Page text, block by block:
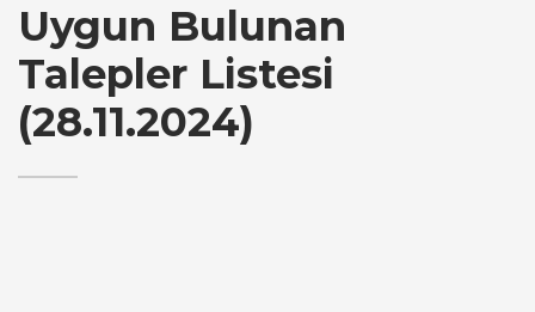
Uygun Bulunan
Talepler Listesi
(28.11.2024)